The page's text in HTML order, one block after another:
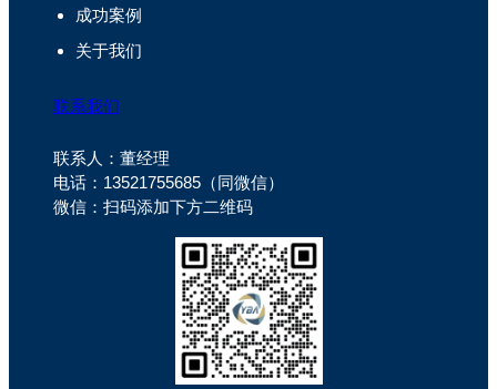
成功案例
关于我们
联系我们
联系人：董经理
电话：13521755685（同微信）
微信：扫码添加下方二维码